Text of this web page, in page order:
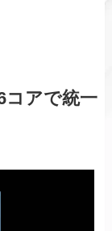
コアで統一